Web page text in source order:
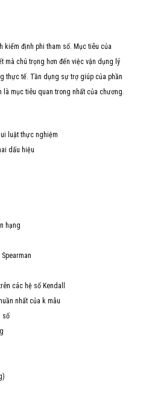
kiểm định phi tham số. Mục tiêu của
mà chú trọng hơn đến việc vận dụng lý
thực tế. Tần dụng sự trợ giúp của phần
mục tiêu quan trong nhất của chương.
luật thực nghiệm
dấu hiệu
hạng
các hệ số Kendall
nhất của k mẫu
số